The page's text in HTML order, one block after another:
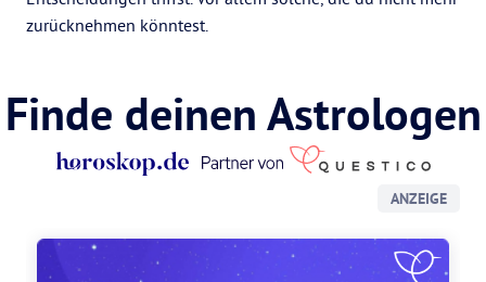
zurücknehmen könntest.
Finde deinen Astrologen
ANZEIGE